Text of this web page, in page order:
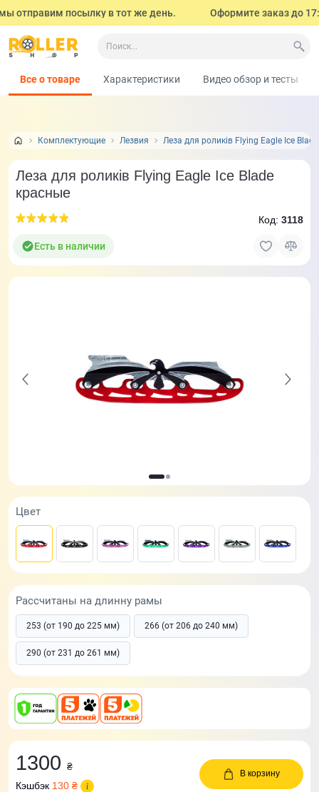
посылку в тот же день. Оформите заказ до
Комплектующие Лезвия Леза для роликів Flying Eagle Ice
Все о товаре Характеристики Видео обзор и тесты
Леза для роликів Flying Eagle Ice Blade
красные
Есть в наличии
Код: 3118
Цвет
Рассчитаны на длинну рамы
253 (от 190 до 225 мм) 266 (от 206 до 240 мм)
290 (от 231 до 261 мм)
1300 ₴
Кэшбэк 130 ₴
В корзину